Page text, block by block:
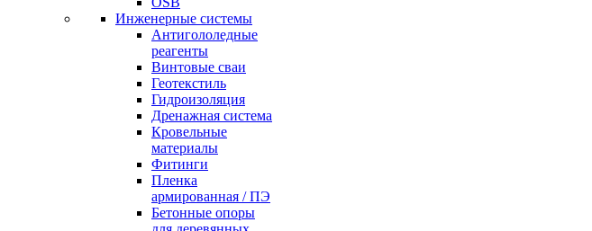
Инженерные системы
Антигололедные
реагенты
Винтовые сваи
Геотекстиль
Гидроизоляция
Дренажная система
Кровельные
материалы
Фитинги
Пленка
армированная / ПЭ
Бетонные опоры